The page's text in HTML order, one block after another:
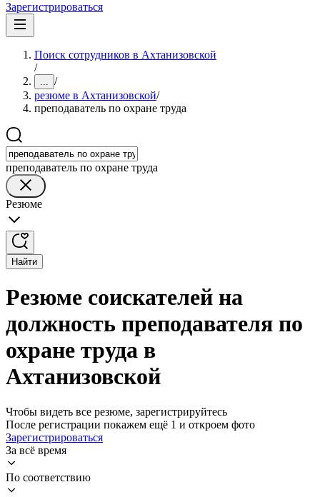
Зарегистрироваться
Поиск сотрудников в Ахтанизовской
/
... /
резюме в Ахтанизовской/
преподаватель по охране труда
преподаватель по охране труда
Резюме
Найти
Резюме соискателей на
должность преподавателя по
охране труда в
Ахтанизовской
Чтобы видеть все резюме, зарегистрируйтесь
После регистрации покажем ещё 1 и откроем фото
Зарегистрироваться
За всё время
По соответствию